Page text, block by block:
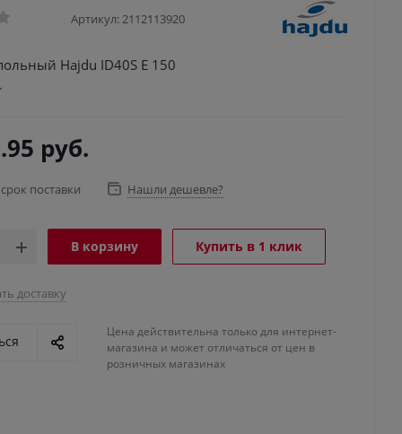
Артикул:2112113920
Hajdu ID40S E 150
руб.
поставки Нашли дешевле?
В корзину Купить в 1 клик
доставку
Цена действительна только для интернет-
магазина и может отличаться от цен в
розничных магазинах